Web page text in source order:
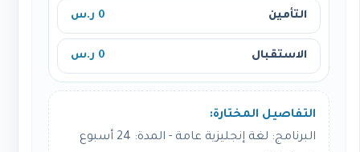
التأمين 0 ر.س
الاستقبال 0 ر.س
التفاصيل المختارة:
البرنامج: لغة إنجليزية عامة - المدة: 24 أسبوع